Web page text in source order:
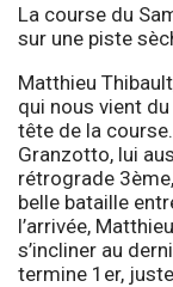
La course du
sur une piste
Matthieu
qui nous vient
tête de la
Granzotto, lui
rétrograde
belle bataille
l’arrivée,
s’incliner au
termine 1er,